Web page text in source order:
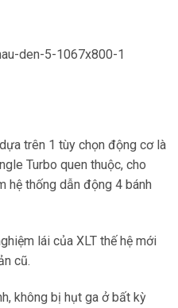
trên 1 tùy chọn động cơ là
Turbo quen thuộc, cho
hệ thống dẫn động 4 bánh
lái của XLT thế hệ mới
cũ.
không bị hụt ga ở bất kỳ